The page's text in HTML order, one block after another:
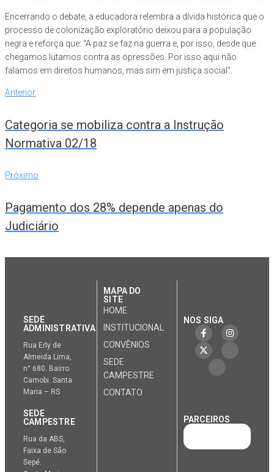
Encerrando o debate, a educadora relembra a dívida histórica que o
processo de colonização exploratório deixou para a população
negra e reforça que: “A paz se faz na guerra e, por isso, desde que
chegamos lutamos contra as opressões. Por isso aqui não
falamos em direitos humanos, mas sim em justiça social”.
Anterior
Categoria se mobiliza contra a Instrução
Normativa 02/18
Próximo
Pagamento dos 28% depende apenas do
Judiciário
SEDE
ADMINISTRATIVA
Rua Erly de
Almeida Lima,
n° 680. Bairro
Camobi. Santa
Maria – RS
SEDE
CAMPESTRE
Rua da ABS,
Faixa de São
Sepé.
MAPA DO
SITE
HOME
INSTITUCIONAL
CONVÊNIOS
SEDE
CAMPESTRE
CONTATO
NOS SIGA
PARCEIROS